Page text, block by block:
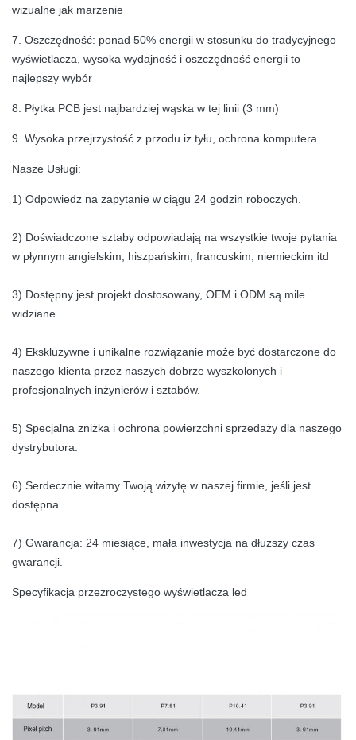
wizualne jak marzenie
7. Oszczędność: ponad 50% energii w stosunku do tradycyjnego
wyświetlacza, wysoka wydajność i oszczędność energii to
najlepszy wybór
8. Płytka PCB jest najbardziej wąska w tej linii (3 mm)
9. Wysoka przejrzystość z przodu iz tyłu, ochrona komputera.
Nasze Usługi:
1) Odpowiedz na zapytanie w ciągu 24 godzin roboczych.
2) Doświadczone sztaby odpowiadają na wszystkie twoje pytania
w płynnym angielskim, hiszpańskim, francuskim, niemieckim itd
3) Dostępny jest projekt dostosowany, OEM i ODM są mile
widziane.
4) Ekskluzywne i unikalne rozwiązanie może być dostarczone do
naszego klienta przez naszych dobrze wyszkolonych i
profesjonalnych inżynierów i sztabów.
5) Specjalna zniżka i ochrona powierzchni sprzedaży dla naszego
dystrybutora.
6) Serdecznie witamy Twoją wizytę w naszej firmie, jeśli jest
dostępna.
7) Gwarancja: 24 miesiące, mała inwestycja na dłuższy czas
gwarancji.
Specyfikacja przezroczystego wyświetlacza led